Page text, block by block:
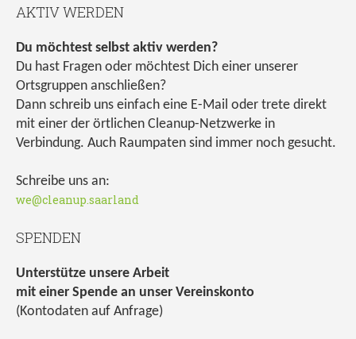
AKTIV WERDEN
Du möchtest selbst aktiv werden?
Du hast Fragen oder möchtest Dich einer unserer
Ortsgruppen anschließen?
Dann schreib uns einfach eine E-Mail oder trete direkt
mit einer der örtlichen Cleanup-Netzwerke in
Verbindung. Auch Raumpaten sind immer noch gesucht.
Schreibe uns an:
we@cleanup.saarland
SPENDEN
Unterstütze unsere Arbeit
mit einer Spende an unser Vereinskonto
(Kontodaten auf Anfrage)